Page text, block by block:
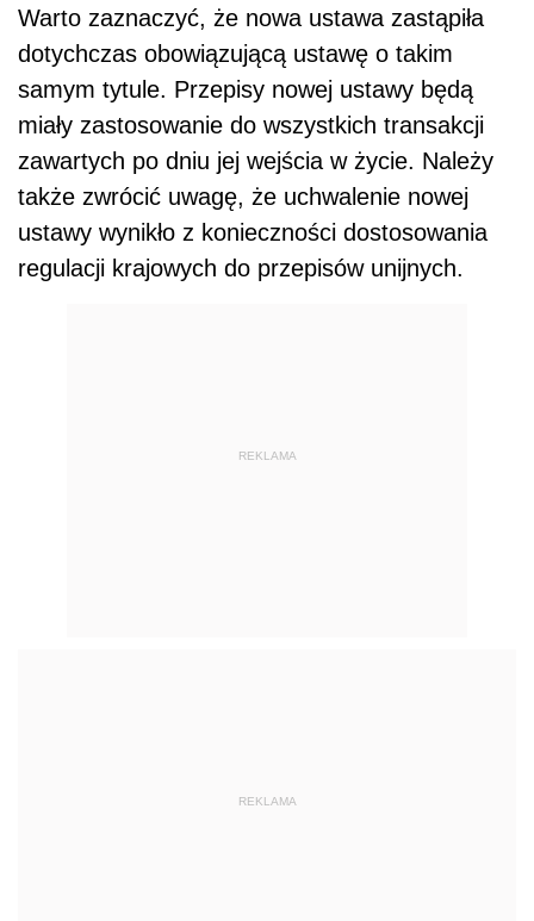
Warto zaznaczyć, że nowa ustawa zastąpiła
dotychczas obowiązującą ustawę o takim
samym tytule. Przepisy nowej ustawy będą
miały zastosowanie do wszystkich transakcji
zawartych po dniu jej wejścia w życie. Należy
także zwrócić uwagę, że uchwalenie nowej
ustawy wynikło z konieczności dostosowania
regulacji krajowych do przepisów unijnych.
REKLAMA
REKLAMA